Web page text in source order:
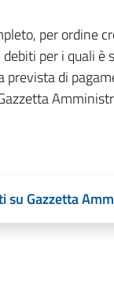
per ordine
per i quali
di
su Gazzetta